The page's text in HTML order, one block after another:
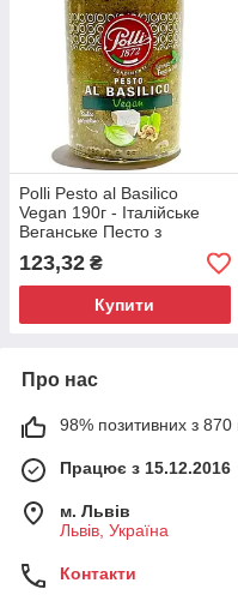
Polli Pesto al Basilico
Vegan 190г - Італійське
Веганське Песто з
Базиліком
123,32 ₴
Купити
Про нас
98% позитивних з 870
Працює з 15.12.2016
м. Львів
Львів, Україна
Контакти